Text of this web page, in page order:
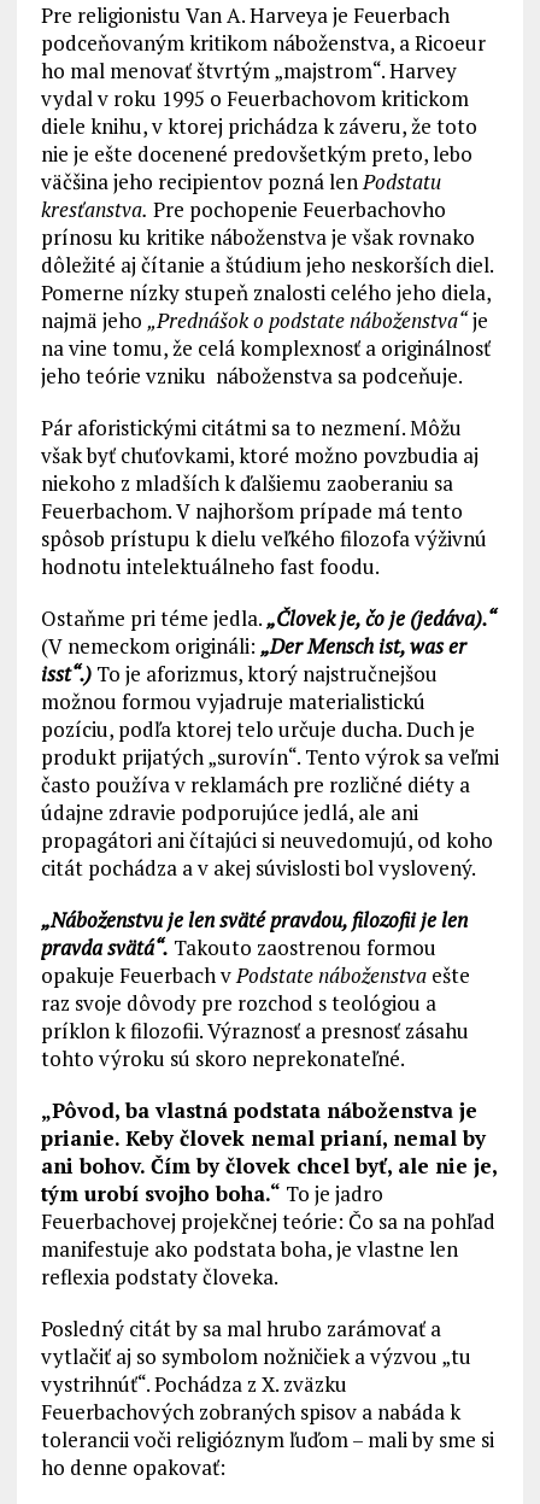
Pre religionistu Van A. Harveya je Feuerbach
podceňovaným kritikom náboženstva, a Ricoeur
ho mal menovať štvrtým „majstrom“. Harvey
vydal v roku 1995 o Feuerbachovom kritickom
diele knihu, v ktorej prichádza k záveru, že toto
nie je ešte docenené predovšetkým preto, lebo
väčšina jeho recipientov pozná lenPodstatu
kresťanstva. Pre pochopenie Feuerbachovho
prínosu ku kritike náboženstva je však rovnako
dôležité aj čítanie a štúdium jeho neskorších diel.
Pomerne nízky stupeň znalosti celého jeho diela,
najmä jeho „Prednášok o podstate náboženstva“je
na vine tomu, že celá komplexnosť a originálnosť
jeho teórie vzniku náboženstva sa podceňuje.
Pár aforistickými citátmi sa to nezmení. Môžu
však byť chuťovkami, ktoré možno povzbudia aj
niekoho z mladších k ďalšiemu zaoberaniu sa
Feuerbachom. V najhoršom prípade má tento
spôsob prístupu k dielu veľkého filozofa výživnú
hodnotu intelektuálneho fast foodu.
Ostaňme pri téme jedla.„Človek je, čo je (jedáva).“
(V nemeckom origináli: „Der Mensch ist, was er
isst“.)To je aforizmus, ktorý najstručnejšou
možnou formou vyjadruje materialistickú
pozíciu, podľa ktorej telo určuje ducha. Duch je
produkt prijatých „surovín“. Tento výrok sa veľmi
často používa v reklamách pre rozličné diéty a
údajne zdravie podporujúce jedlá, ale ani
propagátori ani čítajúci si neuvedomujú, od koho
citát pochádza a v akej súvislosti bol vyslovený.
„Náboženstvu je len sväté pravdou, filozofii je len
pravda svätá“. Takouto zaostrenou formou
opakuje Feuerbach vPodstate náboženstvaešte
raz svoje dôvody pre rozchod s teológiou a
príklon k filozofii. Výraznosť a presnosť zásahu
tohto výroku sú skoro neprekonateľné.
„Pôvod, ba vlastná podstata náboženstva je
prianie. Keby človek nemal prianí, nemal by
ani bohov. Čím by človek chcel byť, ale nie je,
tým urobí svojho boha.“ To je jadro
Feuerbachovej projekčnej teórie: Čo sa na pohľad
manifestuje ako podstata boha, je vlastne len
reflexia podstaty človeka.
Posledný citát by sa mal hrubo zarámovať a
vytlačiť aj so symbolom nožničiek a výzvou „tu
vystrihnúť“. Pochádza z X. zväzku
Feuerbachových zobraných spisov a nabáda k
tolerancii voči religióznym ľuďom – mali by sme si
ho denne opakovať: